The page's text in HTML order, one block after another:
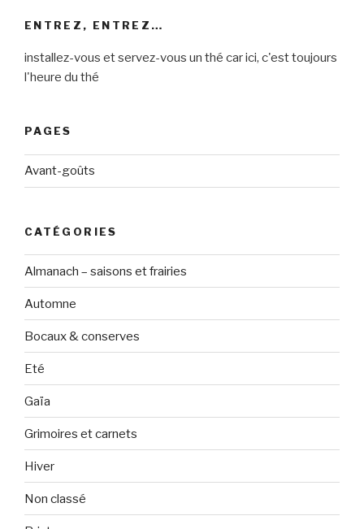
ENTREZ, ENTREZ…
installez-vous et servez-vous un thé car ici, c'est toujours
l'heure du thé
PAGES
Avant-goûts
CATÉGORIES
Almanach – saisons et frairies
Automne
Bocaux & conserves
Eté
Gaïa
Grimoires et carnets
Hiver
Non classé